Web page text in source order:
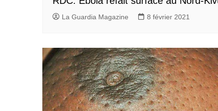
La Guardia Magazine 8 février 2021